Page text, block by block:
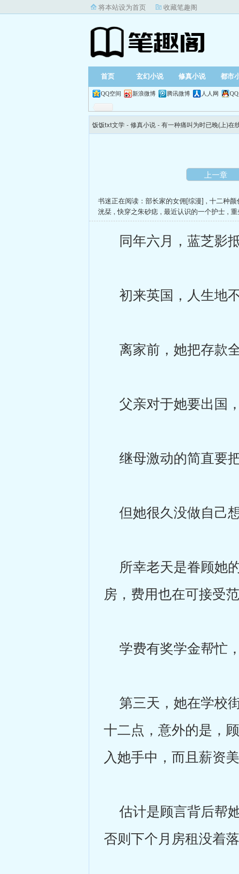
将本站设为首页 收藏笔趣阁
首页 玄幻小说 修真小说 都市
QQ空间 新浪微博 腾讯微博 人人网
饭饭txt文学 - 修真小说 - 有一种痛叫为时已晚(上)在
上一章
书迷正在阅读： 部长家的女佣[综漫] , 十二种颜
洸栞 ,快穿之朱砂痣 , 最近认识的一个护士 ,
同年六月，蓝芝影抵
初来英国，人生地
离家前，她把存款
父亲对于她要出国
继母激动的简直要
但她很久没做自己
所幸老天是眷顾她
房，费用也在可接受
学费有奖学金帮忙
第三天，她在学校
十二点，意外的是，
入她手中，而且薪资
估计是顾言背后帮
否则下个月房租没着落